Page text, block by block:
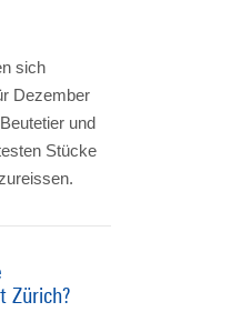
sich
Dezember
und
Stücke
Zürich?